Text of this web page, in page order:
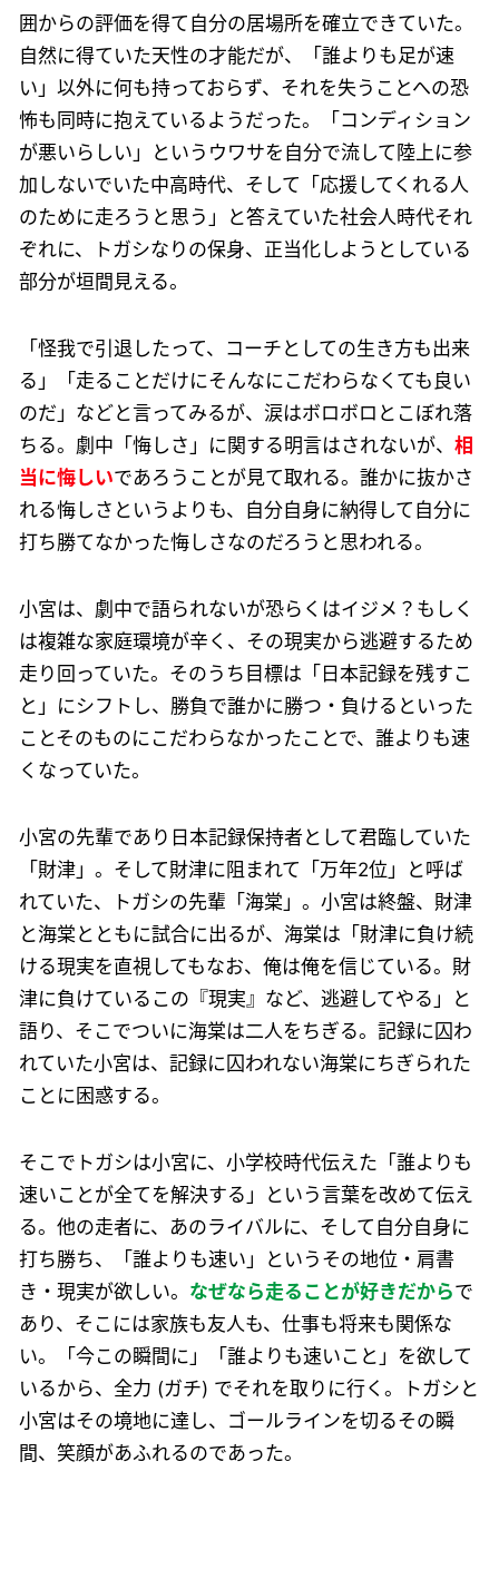
囲からの評価を得て自分の居場所を確立できていた。
自然に得ていた天性の才能だが、「誰よりも足が速
い」以外に何も持っておらず、それを失うことへの恐
怖も同時に抱えているようだった。「コンディション
が悪いらしい」というウワサを自分で流して陸上に参
加しないでいた中高時代、そして「応援してくれる人
のために走ろうと思う」と答えていた社会人時代それ
ぞれに、トガシなりの保身、正当化しようとしている
部分が垣間見える。
「怪我で引退したって、コーチとしての生き方も出来
る」「走ることだけにそんなにこだわらなくても良い
のだ」などと言ってみるが、涙はボロボロとこぼれ落
ちる。劇中「悔しさ」に関する明言はされないが、 相
当に悔しいであろうことが見て取れる。誰かに抜かさ
れる悔しさというよりも、自分自身に納得して自分に
打ち勝てなかった悔しさなのだろうと思われる。
小宮は、劇中で語られないが恐らくはイジメ？もしく
は複雑な家庭環境が辛く、その現実から逃避するため
走り回っていた。そのうち目標は「日本記録を残すこ
と」にシフトし、勝負で誰かに勝つ・負けるといった
ことそのものにこだわらなかったことで、誰よりも速
くなっていた。
小宮の先輩であり日本記録保持者として君臨していた
「財津」。そして財津に阻まれて「万年2位」と呼ば
れていた、トガシの先輩「海棠」。小宮は終盤、財津
と海棠とともに試合に出るが、海棠は「財津に負け続
ける現実を直視してもなお、俺は俺を信じている。財
津に負けているこの『現実』など、逃避してやる」と
語り、そこでついに海棠は二人をちぎる。記録に囚わ
れていた小宮は、記録に囚われない海棠にちぎられた
ことに困惑する。
そこでトガシは小宮に、小学校時代伝えた「誰よりも
速いことが全てを解決する」という言葉を改めて伝え
る。他の走者に、あのライバルに、そして自分自身に
打ち勝ち、「誰よりも速い」というその地位・肩書
き・現実が欲しい。 なぜなら走ることが好きだからで
あり、そこには家族も友人も、仕事も将来も関係な
い。「今この瞬間に」「誰よりも速いこと」を欲して
いるから、全力 (ガチ) でそれを取りに行く。トガシと
小宮はその境地に達し、ゴールラインを切るその瞬
間、笑顔があふれるのであった。